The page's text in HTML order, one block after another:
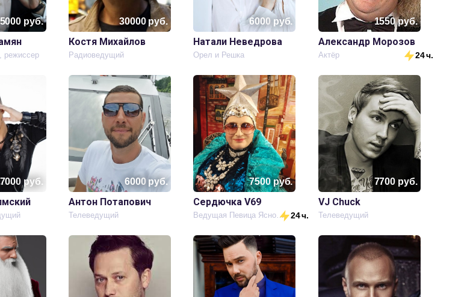
5000 руб.
режиссер
30000руб.
Костя Михайлов
Радиоведущий
6000 руб.
Натали Неведрова
Орел и Решка
1550руб.
Александр Морозов
Актёр 24 ч.
7000 руб. 6000 руб.
Антон Потапович
Телеведущий
7500руб.
Сердючка V69
Ведущая Певица Ясновидящая Гадалка 24 ч.
7700 руб.
VJ Chuck
Телеведущий